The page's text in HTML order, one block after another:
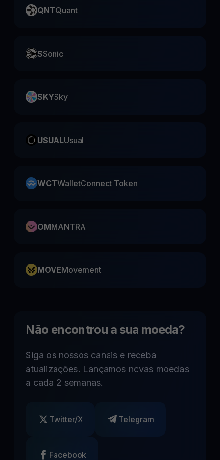
QNTQuant
SSonic
SKYSky
USUALUsual
WCTWalletConnect Token
OMMANTRA
MOVEMovement
Não encontrou a sua moeda?
Siga os nossos canais e receba
atualizações. Lançamos novas moedas
a cada 2 semanas.
Twitter/X Telegram
Facebook